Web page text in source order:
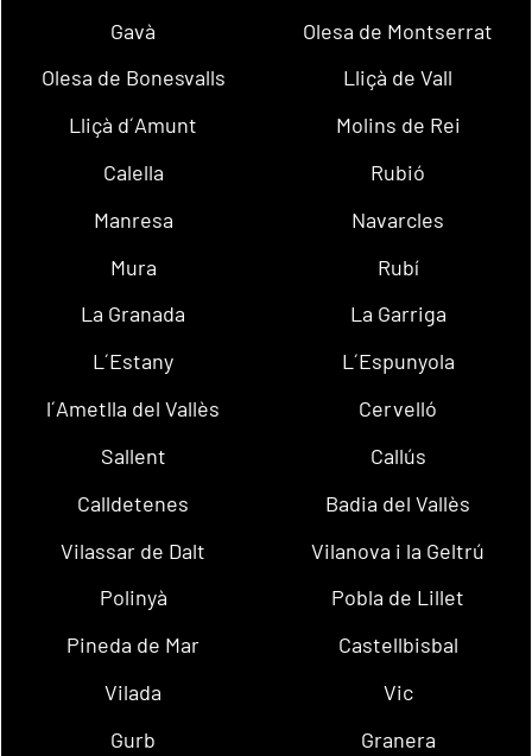
Gavà
Olesa de Montserrat
Olesa de Bonesvalls
Lliçà de Vall
Lliçà d´Amunt
Molins de Rei
Calella
Rubió
Manresa
Navarcles
Mura
Rubí
La Granada
La Garriga
L´Estany
L´Espunyola
l´Ametlla del Vallès
Cervelló
Sallent
Callús
Calldetenes
Badia del Vallès
Vilassar de Dalt
Vilanova i la Geltrú
Polinyà
Pobla de Lillet
Pineda de Mar
Castellbisbal
Vilada
Vic
Gurb
Granera